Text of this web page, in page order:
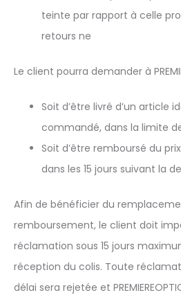
teinte par rapport à celle
retours ne
Le client pourra demander à
Soit d’être livré d’un article
commandé, dans la limite
Soit d’être remboursé du
dans les 15 jours suivant la
Afin de bénéficier du
remboursement, le client doit
réclamation sous 15 jours
réception du colis. Toute
délai sera rejetée et